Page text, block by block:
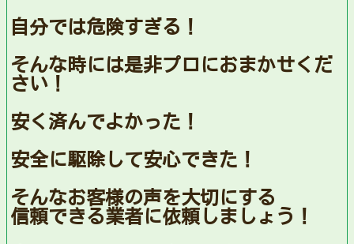
自分では危険すぎる！
そんな時には是非プロにおまかせくだ
さい！
安く済んでよかった！
安全に駆除して安心できた！
そんなお客様の声を大切にする
信頼できる業者に依頼しましょう！